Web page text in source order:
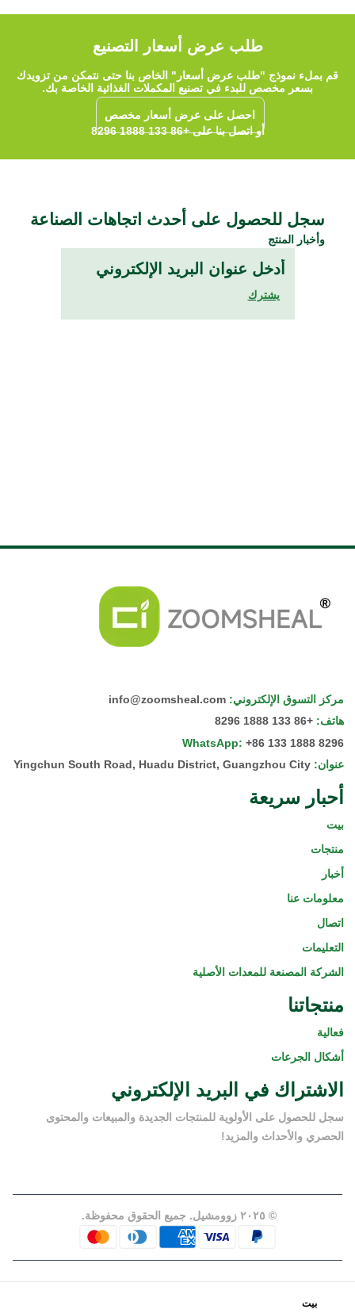
طلب عرض أسعار التصنيع
قم بملء نموذج "طلب عرض أسعار" الخاص بنا حتى نتمكن من تزويدك
بسعر مخصص للبدء في تصنيع المكملات الغذائية الخاصة بك.
احصل على عرض أسعار مخصص
أو اتصل بنا على +86 133 1888 8296
سجل للحصول على أحدث اتجاهات الصناعة
وأخبار المنتج
يشترك
مركز التسوق الإلكتروني:
info@zoomsheal.com
هاتف:
+86 133 1888 8296
WhatsApp: +86 133 1888 8296
عنوان:
Yingchun South Road, Huadu District, Guangzhou City
أحبار سريعة
بيت
منتجات
أخبار
معلومات عنا
اتصال
التعليمات
الشركة المصنعة للمعدات الأصلية
منتجاتنا
فعالية
أشكال الجرعات
الاشتراك في البريد الإلكتروني
سجل للحصول على الأولوية للمنتجات الجديدة والمبيعات والمحتوى
الحصري والأحداث والمزيد!
© ٢٠٢٥ زوومشيل. جميع الحقوق محفوظة.
بيت